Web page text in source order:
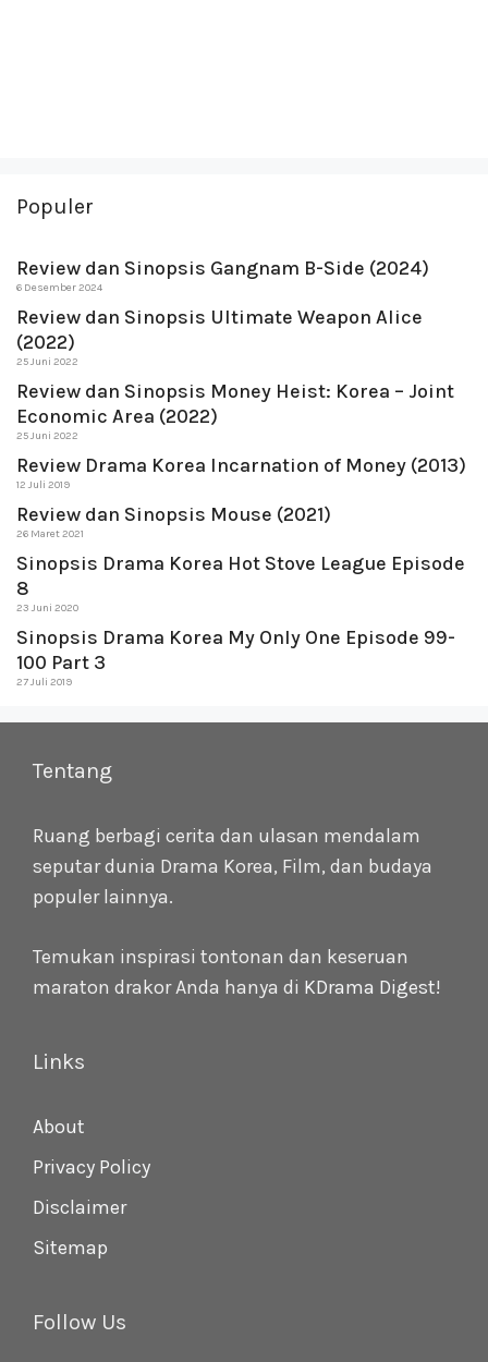
Populer
Review dan Sinopsis Gangnam B-Side (2024)
6 Desember 2024
Review dan Sinopsis Ultimate Weapon Alice
(2022)
25 Juni 2022
Review dan Sinopsis Money Heist: Korea – Joint
Economic Area (2022)
25 Juni 2022
Review Drama Korea Incarnation of Money (2013)
12 Juli 2019
Review dan Sinopsis Mouse (2021)
26 Maret 2021
Sinopsis Drama Korea Hot Stove League Episode
8
23 Juni 2020
Sinopsis Drama Korea My Only One Episode 99-
100 Part 3
27 Juli 2019
Tentang
Ruang berbagi cerita dan ulasan mendalam
seputar dunia Drama Korea, Film, dan budaya
populer lainnya.
Temukan inspirasi tontonan dan keseruan
maraton drakor Anda hanya di KDrama Digest!
Links
About
Privacy Policy
Disclaimer
Sitemap
Follow Us